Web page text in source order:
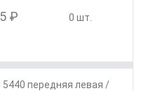
₽ 0 шт.
передняя левая /